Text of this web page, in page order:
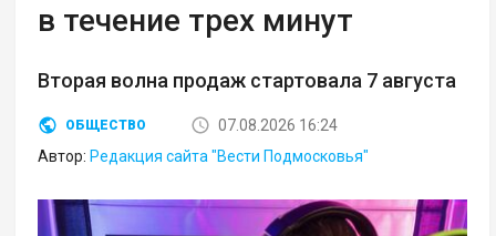
в течение трех минут
Вторая волна продаж стартовала 7 августа
ОБЩЕСТВО
07.08.2026 16:24
Автор:Редакция сайта "Вести Подмосковья"